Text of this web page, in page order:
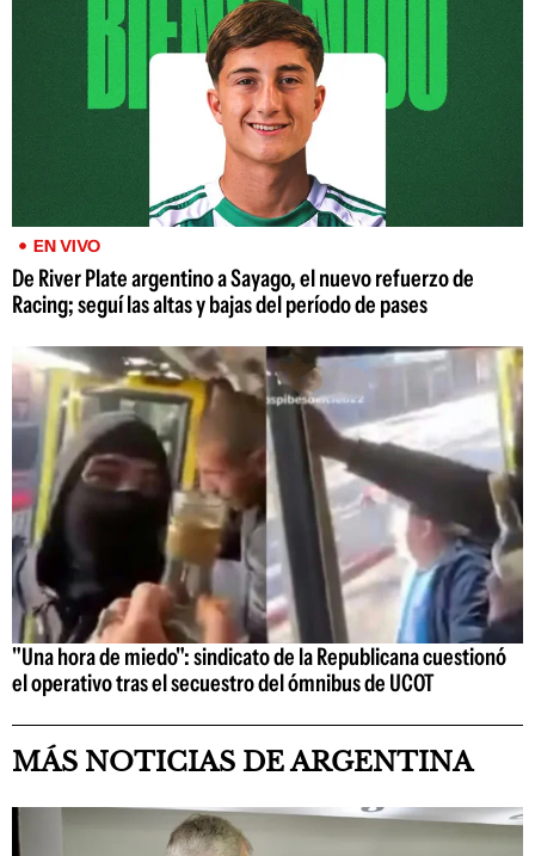
EN VIVO
De River Plate argentino a Sayago, el nuevo refuerzo de
Racing; seguí las altas y bajas del período de pases
"Una hora de miedo": sindicato de la Republicana cuestionó
el operativo tras el secuestro del ómnibus de UCOT
MÁS NOTICIAS DE ARGENTINA